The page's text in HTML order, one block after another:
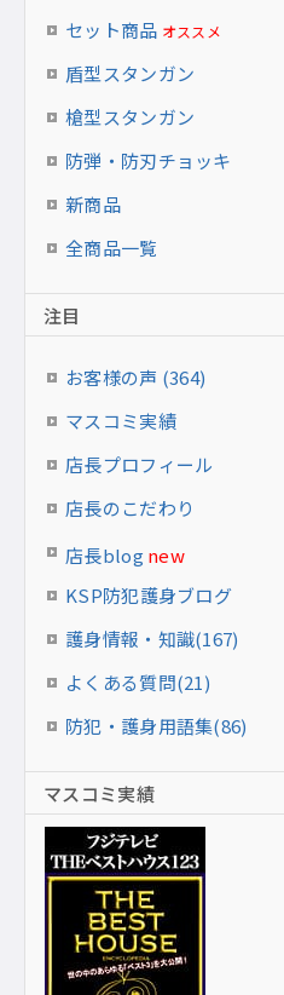
セット商品 オススメ
盾型スタンガン
槍型スタンガン
防弾・防刃チョッキ
新商品
全商品一覧
注目
お客様の声 (364)
マスコミ実績
店長プロフィール
店長のこだわり
店長blog new
KSP防犯護身ブログ
護身情報・知識(167)
よくある質問(21)
防犯・護身用語集(86)
マスコミ実績